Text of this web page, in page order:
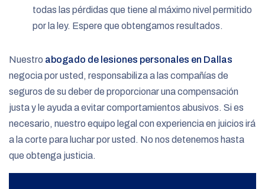
todas las pérdidas que tiene al máximo nivel permitido
por la ley. Espere que obtengamos resultados.
Nuestro abogado de lesiones personales en Dallas
negocia por usted, responsabiliza a las compañías de
seguros de su deber de proporcionar una compensación
justa y le ayuda a evitar comportamientos abusivos. Si es
necesario, nuestro equipo legal con experiencia en juicios irá
a la corte para luchar por usted. No nos detenemos hasta
que obtenga justicia.